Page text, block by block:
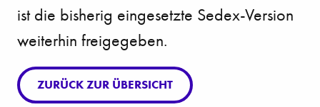
ist die bisherig eingesetzte Sedex-Version
weiterhin freigegeben.
ZURÜCK ZUR ÜBERSICHT